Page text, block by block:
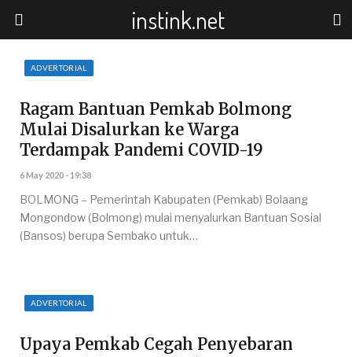
ADVERTORIAL
Ragam Bantuan Pemkab Bolmong
Mulai Disalurkan ke Warga
Terdampak Pandemi COVID-19
6 May 2020 - 19:38
BOLMONG – Pemerintah Kabupaten (Pemkab) Bolaang
Mongondow (Bolmong) mulai menyalurkan Bantuan Sosial
(Bansos) berupa Sembako untuk…
ADVERTORIAL
Upaya Pemkab Cegah Penyebaran
instink.net